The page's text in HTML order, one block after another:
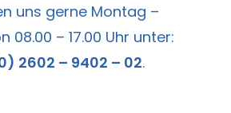
uns gerne Montag –
08.00 – 17.00 Uhr unter:
2602 – 9402 – 02.